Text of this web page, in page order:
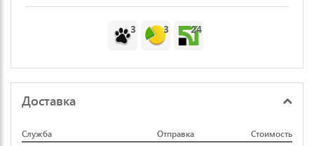
3 3 24
Доставка
Служба Отправка Стоимость